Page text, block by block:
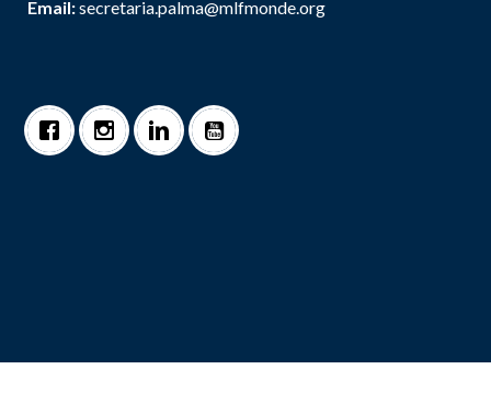
Email:secretaria.palma@mlfmonde.org